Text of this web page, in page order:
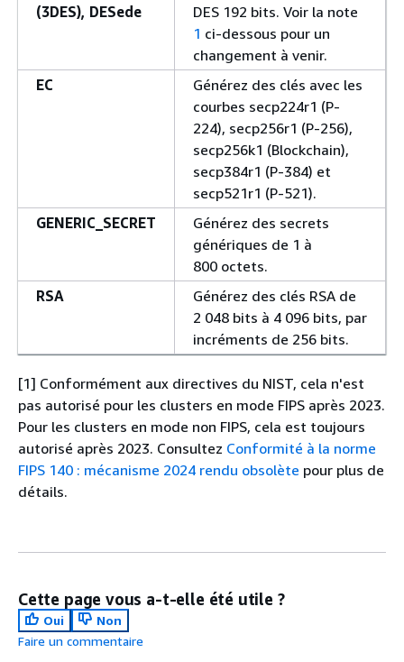
(3DES), DESede
DES 192 bits. Voir la note
1 ci-dessous pour un
changement à venir.
EC
Générez des clés avec les
courbes secp224r1 (P-
224), secp256r1 (P-256),
secp256k1 (Blockchain),
secp384r1 (P-384) et
secp521r1 (P-521).
GENERIC_SECRET
Générez des secrets
génériques de 1 à
800 octets.
RSA
Générez des clés RSA de
2 048 bits à 4 096 bits, par
incréments de 256 bits.
[1] Conformément aux directives du NIST, cela n'est
pas autorisé pour les clusters en mode FIPS après 2023.
Pour les clusters en mode non FIPS, cela est toujours
autorisé après 2023. Consultez Conformité à la norme
FIPS 140 : mécanisme 2024 rendu obsolète pour plus de
détails.
Cette page vous a-t-elle été utile ?
Oui
Non
Faire un commentaire